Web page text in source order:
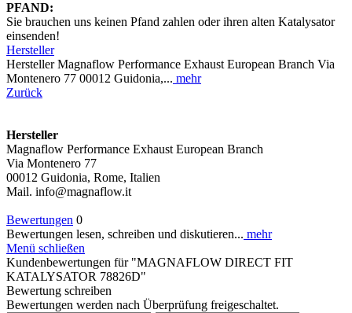
PFAND:
Sie brauchen uns keinen Pfand zahlen oder ihren alten Katalysator
einsenden!
Hersteller
Hersteller Magnaflow Performance Exhaust European Branch Via
Montenero 77 00012 Guidonia,... mehr
Zurück
Hersteller
Magnaflow Performance Exhaust European Branch
Via Montenero 77
00012 Guidonia, Rome, Italien
Mail. info@magnaflow.it
Bewertungen 0
Bewertungen lesen, schreiben und diskutieren... mehr
Menü schließen
Kundenbewertungen für "MAGNAFLOW DIRECT FIT
KATALYSATOR 78826D"
Bewertung schreiben
Bewertungen werden nach Überprüfung freigeschaltet.